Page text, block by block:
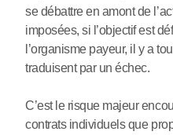
se débattre en amont de
imposées, si l’objectif est
l’organisme payeur, il y a
traduisent par un échec.
C’est le risque majeur
contrats individuels que